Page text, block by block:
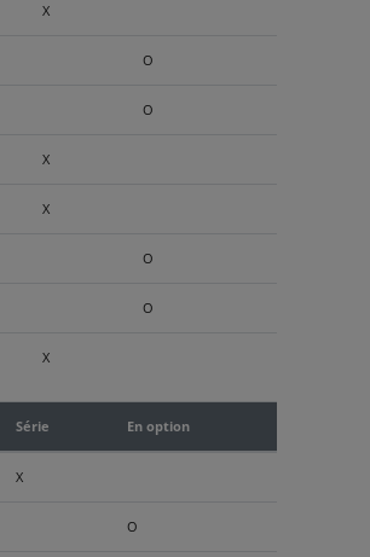
X
O
O
X
X
O
O
X
Série En option
X
O